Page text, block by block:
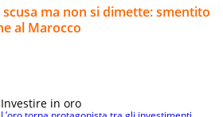
ma non si dimette: smentito
al Marocco
Investire in oro